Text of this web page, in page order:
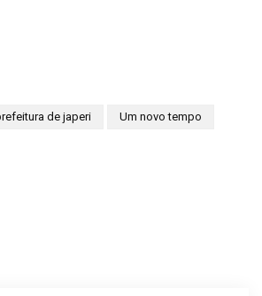
de japeri Um novo tempo